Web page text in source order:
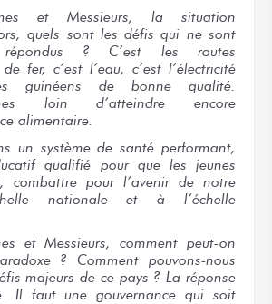
et Messieurs,
la situation
quels sont les défis qui ne sont
répondus ? C’est les routes
de fer, c’est l’eau, c’est l’électricité
guinéens de bonne qualité.
loin d’atteindre encore
alimentaire.
un système de santé performant,
qualifié pour que les jeunes
combattre pour l’avenir de notre
nationaleet à l’échelle
et Messieurs,
comment peut-on
? Comment pouvons-nous
majeursde ce pays ? La réponse
Il faut une gouvernance qui soit